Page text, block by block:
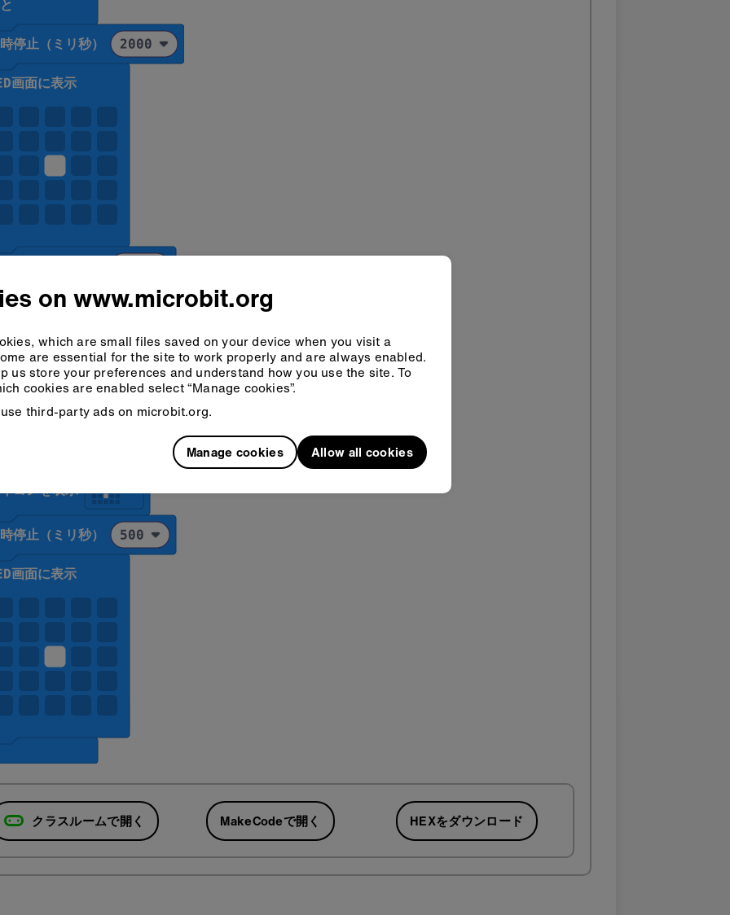
クラスルームで開く MakeCodeで開く HEXをダウンロード
on www.microbit.org
which are small files saved on your device when you visit a
are essential for the site to work properly and are always enabled.
us store your preferences and understand how you use the site. To
cookies are enabled select “Manage cookies”.
third-party ads on microbit.org.
Manage cookies Allow all cookies